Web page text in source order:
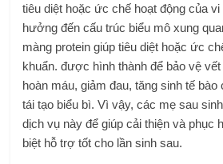
tiêu diệt hoặc ức chế hoạt động của
hưởng đến cấu trúc biểu mô xung
màng protein giúp tiêu diệt hoặc ức
khuẩn. được hình thành để bảo vệ
hoàn máu, giảm đau, tăng sinh tế
tái tạo biểu bì. Vì vậy, các mẹ sau
dịch vụ này để giúp cải thiện và phục
biệt hỗ trợ tốt cho lần sinh sau.